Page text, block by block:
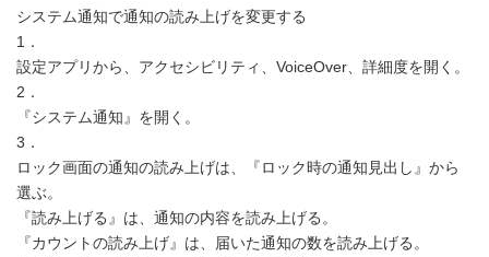
システム通知で通知の読み上げを変更する
1．
設定アプリから、アクセシビリティ、VoiceOver、詳細度を開く。
2．
『システム通知』を開く。
3．
ロック画面の通知の読み上げは、『ロック時の通知見出し』から
選ぶ。
『読み上げる』は、通知の内容を読み上げる。
『カウントの読み上げ』は、届いた通知の数を読み上げる。